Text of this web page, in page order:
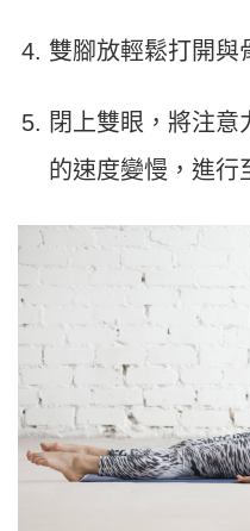
雙腳放輕鬆打開與
閉上雙眼，將注
的速度變慢，進行